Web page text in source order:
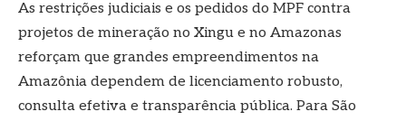
As restrições judiciais e os pedidos do MPF contra
projetos de mineração no Xingu e no Amazonas
reforçam que grandes empreendimentos na
Amazônia dependem de licenciamento robusto,
consulta efetiva e transparência pública. Para São